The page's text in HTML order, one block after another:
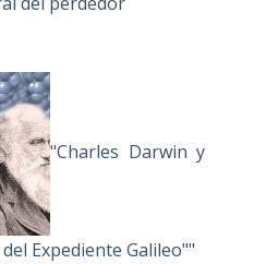
"Charles Darwin y
Expediente Galileo""